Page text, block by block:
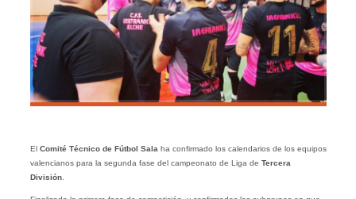
El Comité Técnico de Fútbol Salaha confirmado los calendarios de los equipos
valencianos para la segunda fase del campeonato de Liga de Tercera
División.